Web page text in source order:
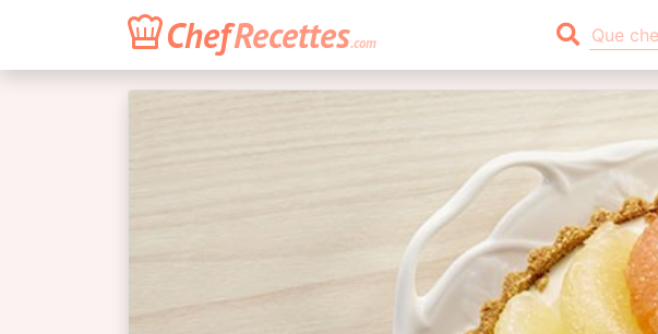
ChefRecettes.com